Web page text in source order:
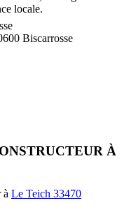
locale.
Biscarrosse
À
à Le Teich 33470